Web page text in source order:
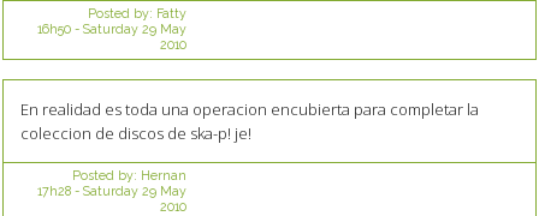
Posted by: Fatty
16h50- Saturday 29 May
2010
En realidad es toda una operacion encubierta para completar la
coleccion de discos de ska-p! je!
Posted by: Hernan
17h28- Saturday 29 May
2010